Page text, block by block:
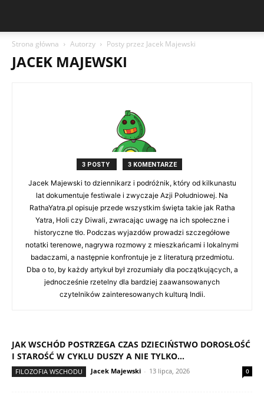
Strona główna Autorzy Posty przez Jacek Majewski
JACEK MAJEWSKI
3 POSTY 3 KOMENTARZE
Jacek Majewski to dziennikarz i podróżnik, który od kilkunastu
lat dokumentuje festiwale i zwyczaje Azji Południowej. Na
RathaYatra.pl opisuje przede wszystkim święta takie jak Ratha
Yatra, Holi czy Diwali, zwracając uwagę na ich społeczne i
historyczne tło. Podczas wyjazdów prowadzi szczegółowe
notatki terenowe, nagrywa rozmowy z mieszkańcami i lokalnymi
badaczami, a następnie konfrontuje je z literaturą przedmiotu.
Dba o to, by każdy artykuł był zrozumiały dla początkujących, a
jednocześnie rzetelny dla bardziej zaawansowanych
czytelników zainteresowanych kulturą Indii.
JAK WSCHÓD POSTRZEGA CZAS DZIECIŃSTWO DOROSŁOŚĆ
I STAROŚĆ W CYKLU DUSZY A NIE TYLKO...
FILOZOFIA WSCHODU Jacek Majewski - 13 lipca, 2026 0